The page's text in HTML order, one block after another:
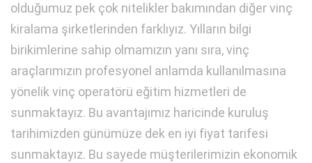
olduğumuz pek çok nitelikler bakımından diğer vinç
kiralama şirketlerinden farklıyız. Yılların bilgi
birikimlerine sahip olmamızın yanı sıra, vinç
araçlarımızın profesyonel anlamda kullanılmasına
yönelik vinç operatörü eğitim hizmetleri de
sunmaktayız. Bu avantajımız haricinde kuruluş
tarihimizden günümüze dek en iyi fiyat tarifesi
sunmaktayız. Bu sayede müşterilerimizin ekonomik